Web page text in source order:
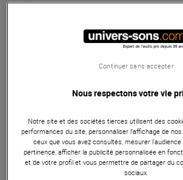
Retrait magasin en 24h
Apport initial :
Coût de
TAEG fixe :
Garantie3 ans
Eligible à la Garantie
Nous respectons votre vie
Notre site et des sociétés tierces utilisent des
performances du site, personnaliser l’affichage de
ceux que vous avez consultés, mesurer
pertinence, afficher la publicité personnalisée en
et de votre profil et vous permettre de partager du
sociaux.
Continuer sans accepter